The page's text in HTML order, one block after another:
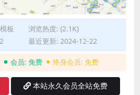
板
浏览热度: (2.1K)
最近更新: 2024-12-22
会员: 免费 终身会员: 免费
本站永久会员全站免费